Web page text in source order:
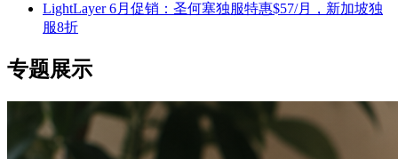
LightLayer 6月促销：圣何塞独服特惠$57/月，新加坡独
服8折
专题展示